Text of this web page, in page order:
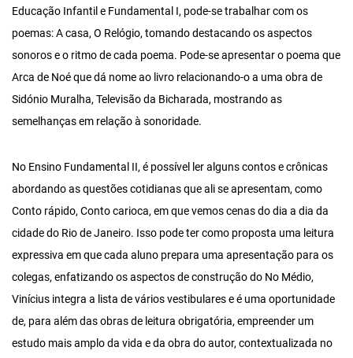
Educação Infantil e Fundamental I, pode-se trabalhar com os
poemas: A casa, O Relógio, tomando destacando os aspectos
sonoros e o ritmo de cada poema. Pode-se apresentar o poema que
Arca de Noé que dá nome ao livro relacionando-o a uma obra de
Sidónio Muralha, Televisão da Bicharada, mostrando as
semelhanças em relação à sonoridade.
No Ensino Fundamental II, é possível ler alguns contos e crônicas
abordando as questões cotidianas que ali se apresentam, como
Conto rápido, Conto carioca, em que vemos cenas do dia a dia da
cidade do Rio de Janeiro. Isso pode ter como proposta uma leitura
expressiva em que cada aluno prepara uma apresentação para os
colegas, enfatizando os aspectos de construção do No Médio,
Vinícius integra a lista de vários vestibulares e é uma oportunidade
de, para além das obras de leitura obrigatória, empreender um
estudo mais amplo da vida e da obra do autor, contextualizada no